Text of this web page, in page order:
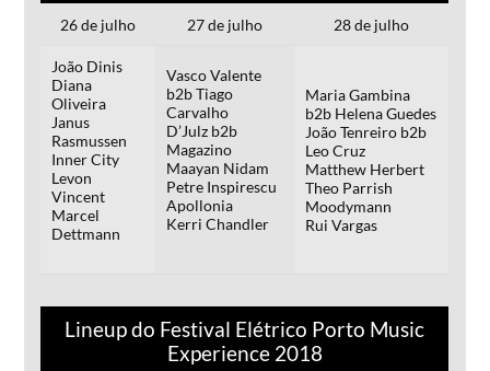
26 de julho 27 de julho 28 de julho
João Dinis
Diana
Oliveira
Janus
Rasmussen
Inner City
Levon
Vincent
Marcel
Dettmann
Vasco Valente
b2b Tiago
Carvalho
D’Julz b2b
Magazino
Maayan Nidam
Petre Inspirescu
Apollonia
Kerri Chandler
Maria Gambina
b2b Helena Guedes
João Tenreiro b2b
Leo Cruz
Matthew Herbert
Theo Parrish
Moodymann
Rui Vargas
Lineup do Festival Elétrico Porto Music
Experience 2018